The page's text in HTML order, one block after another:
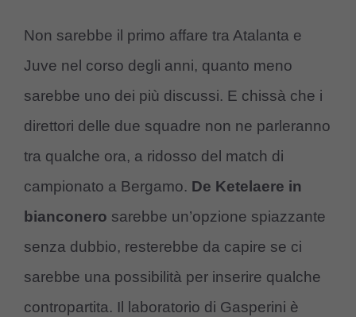
Non sarebbe il primo affare tra Atalanta e
Juve nel corso degli anni, quanto meno
sarebbe uno dei più discussi. E chissà che i
direttori delle due squadre non ne parleranno
tra qualche ora, a ridosso del match di
campionato a Bergamo. De Ketelaere in
bianconero sarebbe un’opzione spiazzante
senza dubbio, resterebbe da capire se ci
sarebbe una possibilità per inserire qualche
contropartita. Il laboratorio di Gasperini è